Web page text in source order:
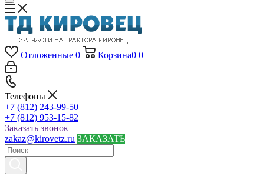
Отложенные 0 Корзина0 0
Телефоны
+7 (812) 243-99-50
+7 (812) 953-15-82
Заказать звонок
zakaz@kirovetz.ru ЗАКАЗАТЬ